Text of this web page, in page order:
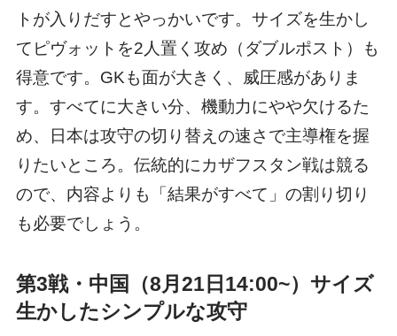
トが入りだすとやっかいです。サイズを生かし
てピヴォットを2人置く攻め（ダブルポスト）も
得意です。GKも面が大きく、威圧感がありま
す。すべてに大きい分、機動力にやや欠けるた
め、日本は攻守の切り替えの速さで主導権を握
りたいところ。伝統的にカザフスタン戦は競る
ので、内容よりも「結果がすべて」の割り切り
も必要でしょう。
第3戦・中国（8月21日14:00~）サイズ
生かしたシンプルな攻守